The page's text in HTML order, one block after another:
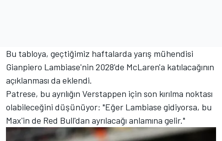
Bu tabloya, geçtiğimiz haftalarda yarış mühendisi
Gianpiero Lambiase'nin 2028'de McLaren'a katılacağının
açıklanması da eklendi.
Patrese, bu ayrılığın Verstappen için son kırılma noktası
olabileceğini düşünüyor: "Eğer Lambiase gidiyorsa, bu
Max'in de Red Bull'dan ayrılacağı anlamına gelir."